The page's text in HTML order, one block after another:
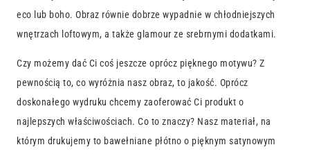
eco lub boho. Obraz równie dobrze wypadnie w chłodniejszych
wnętrzach loftowym, a także glamour ze srebrnymi dodatkami.
Czy możemy dać Ci coś jeszcze oprócz pięknego motywu? Z
pewnością to, co wyróżnia nasz obraz, to jakość. Oprócz
doskonałego wydruku chcemy zaoferować Ci produkt o
najlepszych właściwościach. Co to znaczy? Nasz materiał, na
którym drukujemy to bawełniane płótno o pięknym satynowym